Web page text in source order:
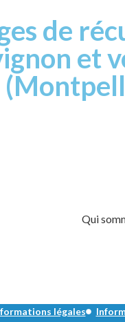
de
et
Qui
légales